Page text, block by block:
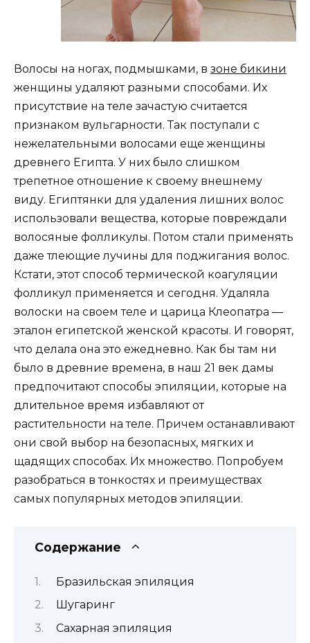
Волосы на ногах, подмышками, в зоне бикини
женщины удаляют разными способами. Их
присутствие на теле зачастую считается
признаком вульгарности. Так поступали с
нежелательными волосами еще женщины
древнего Египта. У них было слишком
трепетное отношение к своему внешнему
виду. Египтянки для удаления лишних волос
использовали вещества, которые повреждали
волосяные фолликулы. Потом стали применять
даже тлеющие лучины для поджигания волос.
Кстати, этот способ термической коагуляции
фолликул применяется и сегодня. Удаляла
волоски на своем теле и царица Клеопатра —
эталон египетской женской красоты. И говорят,
что делала она это ежедневно. Как бы там ни
было в древние времена, в наш 21 век дамы
предпочитают способы эпиляции, которые на
длительное время избавляют от
растительности на теле. Причем останавливают
они свой выбор на безопасных, мягких и
щадящих способах. Их множество. Попробуем
разобраться в тонкостях и преимуществах
самых популярных методов эпиляции.
Содержание
Бразильская эпиляция
Шугаринг
Сахарная эпиляция